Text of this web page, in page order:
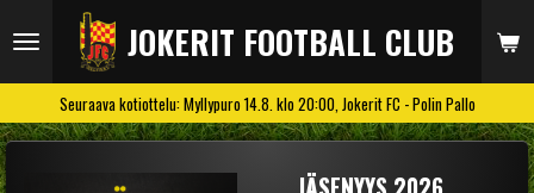
pääsisältöön
JOKERIT FOOTBALL CLUB
Seuraava kotiottelu: Myllypuro 14.8. klo 20:00, Jokerit FC - Polin Pallo